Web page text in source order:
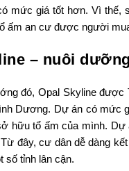
mức giá tốt hơn. Vì thế,
ấm an cư được người
– nuôi
đó, Opal Skyline
Dương. Dự án có mức
hữu tổ ấm của mình.
đây, cư dân dễ dàng
số tỉnh lân cận.